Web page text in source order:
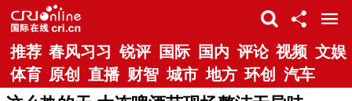
推荐 春风习习 锐评 国际 国内 评论 视频 文娱
体育 原创 直播 财智 城市 地方 环创 汽车